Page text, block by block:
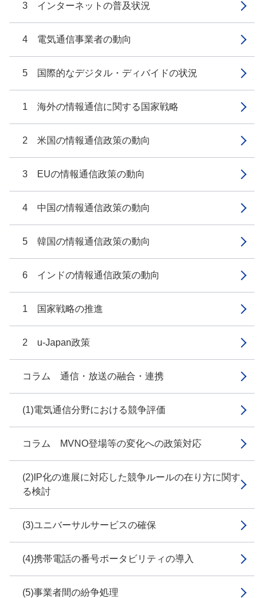
3 インターネットの普及状況
4 電気通信事業者の動向
5 国際的なデジタル・ディバイドの状況
1 海外の情報通信に関する国家戦略
2 米国の情報通信政策の動向
3 EUの情報通信政策の動向
4 中国の情報通信政策の動向
5 韓国の情報通信政策の動向
6 インドの情報通信政策の動向
1 国家戦略の推進
2 u-Japan政策
コラム 通信・放送の融合・連携
(1)電気通信分野における競争評価
コラム MVNO登場等の変化への政策対応
(2)IP化の進展に対応した競争ルールの在り方に関す
る検討
(3)ユニバーサルサービスの確保
(4)携帯電話の番号ポータビリティの導入
(5)事業者間の紛争処理